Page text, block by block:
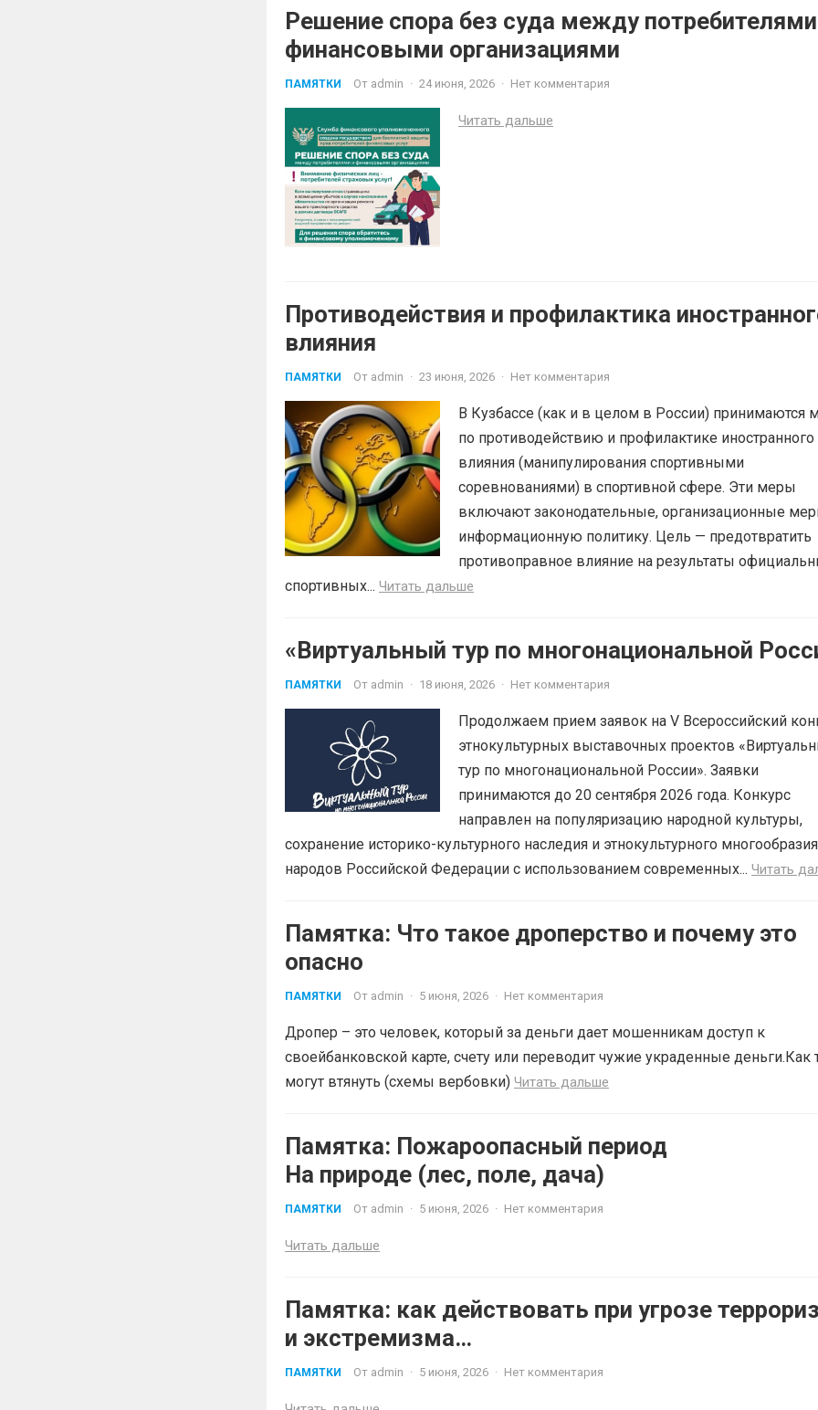
Решение спора без суда между
финансовыми организациями
ПАМЯТКИ От admin · 24 июня, 2026 · Нет комментария
Читать дальше
Противодействия и профилактика
влияния
ПАМЯТКИ От admin · 23 июня, 2026 · Нет комментария
В Кузбассе (как и в целом в России) принимаются
по противодействию и профилактике иностранного
влияния (манипулирования спортивными
соревнованиями) в спортивной сфере. Эти меры
включают законодательные, организационные
информационную политику. Цель — предотвратить
противоправное влияние на результаты
спортивных... Читать дальше
«Виртуальный тур по многонациональной
ПАМЯТКИ От admin · 18 июня, 2026 · Нет комментария
Продолжаем прием заявок на V Всероссийский
этнокультурных выставочных проектов
тур по многонациональной России». Заявки
принимаются до 20 сентября 2026 года. Конкурс
направлен на популяризацию народной культуры,
сохранение историко-культурного наследия и этнокультурного многообразия
народов Российской Федерации с использованием современных... Читать
Памятка: Что такое дроперство и почему это
опасно
ПАМЯТКИ От admin · 5 июня, 2026 · Нет комментария
Дропер – это человек, который за деньги дает мошенникам доступ к
своейбанковской карте, счету или переводит чужие украденные деньги.Как
могут втянуть (схемы вербовки) Читать дальше
Памятка: Пожароопасный период
На природе (лес, поле, дача)
ПАМЯТКИ От admin · 5 июня, 2026 · Нет комментария
Читать дальше
Памятка: как действовать при угрозе
и экстремизма
До угрозы (профилактика)
ПАМЯТКИ От admin · 5 июня, 2026 · Нет комментария